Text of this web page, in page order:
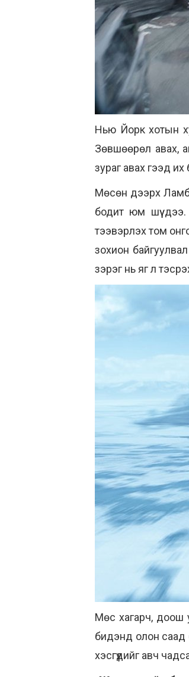
Нью Йорк хотын
Зөвшөөрөл авах,
зураг авах гээд
Мөсөн дээрх
бодит юм шүү
тээвэрлэх том
зохион
зэрэг нь яг л
Мөс хагарч, доош
бидэнд олон саад
хэсгүүдийг авч